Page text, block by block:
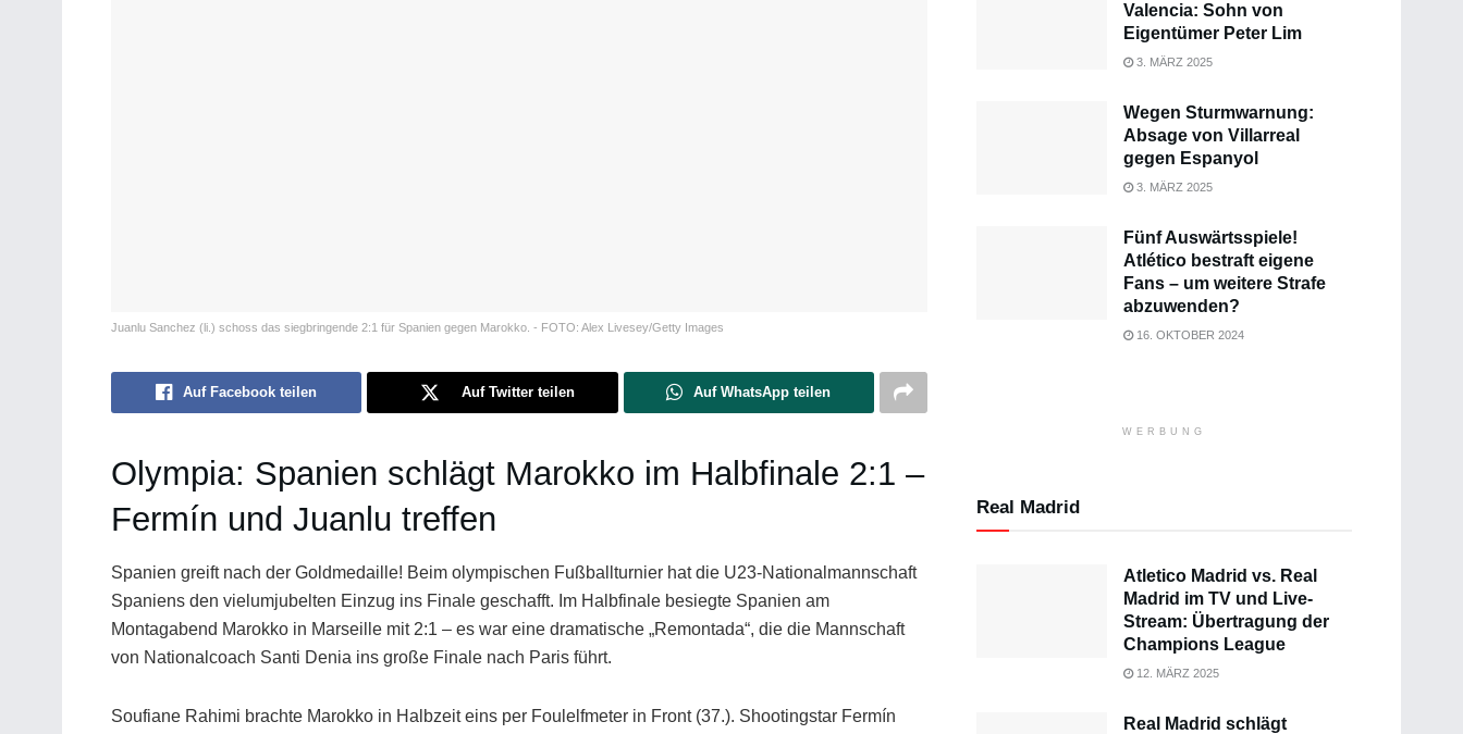
Juanlu Sanchez (li.) schoss das siegbringende 2:1 für Spanien gegen Marokko. - FOTO: Alex Livesey/Getty Images
Auf Facebook teilen Auf Twitter teilen Auf WhatsApp teilen
Olympia: Spanien schlägt Marokko im Halbfinale 2:1 –
Fermín und Juanlu treffen
Spanien greift nach der Goldmedaille! Beim olympischen Fußballturnier hat die U23-Nationalmannschaft
Spaniens den vielumjubelten Einzug ins Finale geschafft. Im Halbfinale besiegte Spanien am
Montagabend Marokko in Marseille mit 2:1 – es war eine dramatische „Remontada“, die die Mannschaft
von Nationalcoach Santi Denia ins große Finale nach Paris führt.
Soufiane Rahimi brachte Marokko in Halbzeit eins per Foulelfmeter in Front (37.). Shootingstar Fermín
Valencia: Sohn von
Eigentümer Peter Lim
3. MÄRZ 2025
Wegen Sturmwarnung:
Absage von Villarreal
gegen Espanyol
3. MÄRZ 2025
Fünf Auswärtsspiele!
Atlético bestraft eigene
Fans – um weitere Strafe
abzuwenden?
16. OKTOBER 2024
WERBUNG
Real Madrid
Atletico Madrid vs. Real
Madrid im TV und Live-
Stream: Übertragung der
Champions League
12. MÄRZ 2025
Real Madrid schlägt